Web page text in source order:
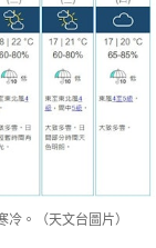
。（天文台圖片）